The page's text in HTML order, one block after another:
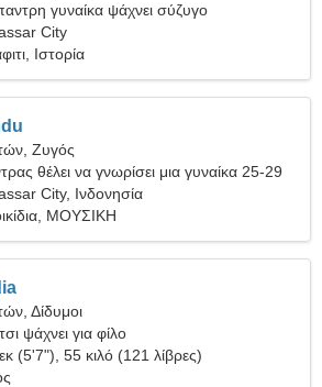
γυναίκα ψάχνει σύζυγο
City
Ιστορία
Ζυγός
θέλει να γνωρίσει μια γυναίκα 25-29
City, Ινδονησία
ΜΟΥΣΙΚΗ
Δίδυμοι
ψάχνει για φίλο
(5'7"), 55 κιλό (121 λίβρες)